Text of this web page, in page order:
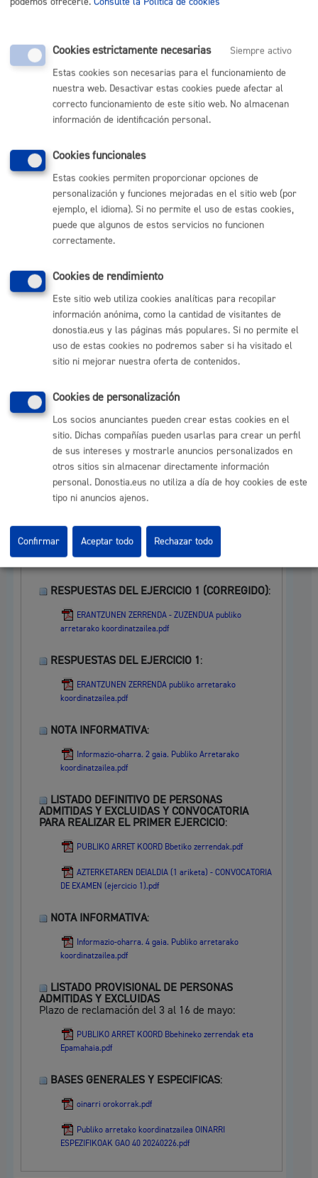
bbehineko emaitzak.pdf
CONVOCATORIA PARA REALIZAR EL TERCER
EJERCICIO:
AZTERKETAREN DEIALDIA (3 ariketa) - CONVOCATORIA
RESULTADOS DEFINITIVOS DEL EJERCICIO 2
Publiko arretarako koordinatzailea 2 ariketaren
bbetiko emaitzak.pdf
RESULTADOS PROVISIONALES DEL EJERCICIO
diciembre:
bbehineko emaitzak.pdf
CONVOCATORIA PARA REALIZAR EL SEGUNDO
EJERCICIO:
RESULTADOS DEFINITIVOS DEL EJERCICIO 1:
Publiko arretarako koordinatzailea 1 ariketaren bbtiko
emaitzak.pdf
RESULTADOS PROVISIONALES DEL EJERCICIO
Publiko arretarako koordinatzailea 1 ariketaren
bbehineko emaitzak.pdf
RESPUESTAS DEL EJERCICIO 1 (CORREGIDO):
ERANTZUNEN ZERRENDA - ZUZENDUA publiko
arretarako koordinatzailea.pdf
RESPUESTAS DEL EJERCICIO 1:
ERANTZUNEN ZERRENDA publiko arretarako
koordinatzailea.pdf
NOTA INFORMATIVA:
Informazio-oharra. 2 gaia. Publiko Arretarako
koordinatzailea.pdf
LISTADO DEFINITIVO DE PERSONAS
ADMITIDAS Y EXCLUIDAS Y CONVOCATORIA
PARA REALIZAR EL PRIMER EJERCICIO:
PUBLIKO ARRET KOORD Bbetiko zerrendak.pdf
AZTERKETAREN DEIALDIA (1 ariketa) - CONVOCATORIA
DE EXAMEN (ejercicio 1).pdf
NOTA INFORMATIVA:
Informazio-oharra. 4 gaia. Publiko arretarako
koordinatzailea.pdf
LISTADO PROVISIONAL DE PERSONAS
ADMITIDAS Y EXCLUIDAS
Plazo de reclamación del 3 al 16 de mayo:
PUBLIKO ARRET KOORD Bbehineko zerrendak eta
Epamahaia.pdf
BASES GENERALES Y ESPECIFICAS:
oinarri orokorrak.pdf
Publiko arretako koordinatzailea OINARRI
ESPEZIFIKOAK GAO 40 20240226.pdf
Cookies estrictamente necesarias
Siempre activo
Estas cookies son necesarias para el funcionamiento de
nuestra web. Desactivar estas cookies puede afectar al
correcto funcionamiento de este sitio web. No almacenan
información de identificación personal.
Cookies funcionales
Estas cookies permiten proporcionar opciones de
personalización y funciones mejoradas en el sitio web (por
ejemplo, el idioma). Si no permite el uso de estas cookies,
puede que algunos de estos servicios no funcionen
correctamente.
Cookies de rendimiento
Este sitio web utiliza cookies analíticas para recopilar
información anónima, como la cantidad de visitantes de
donostia.eus y las páginas más populares. Si no permite el
uso de estas cookies no podremos saber si ha visitado el
sitio ni mejorar nuestra oferta de contenidos.
Cookies de personalización
Los socios anunciantes pueden crear estas cookies en el
sitio. Dichas compañías pueden usarlas para crear un perfil
de sus intereses y mostrarle anuncios personalizados en
otros sitios sin almacenar directamente información
personal. Donostia.eus no utiliza a día de hoy cookies de este
tipo ni anuncios ajenos.
Rechazar todo
Confirmar Aceptar todo